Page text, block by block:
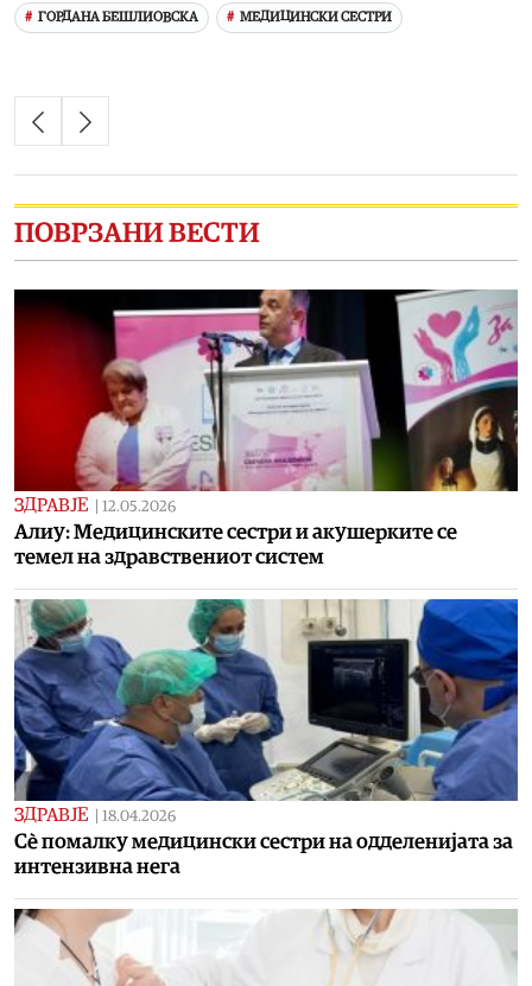
ГОРДАНА БЕШЛИОВСКА МЕДИЦИНСКИ СЕСТРИ
ПОВРЗАНИ ВЕСТИ
ЗДРАВЈЕ 12.05.2026
Алиу: Медицинските сестри и акушерките се
темел на здравствениот систем
ЗДРАВЈЕ 18.04.2026
Сѐ помалку медицински сестри на одделенијата за
интензивна нега